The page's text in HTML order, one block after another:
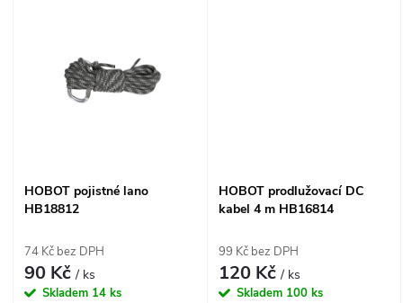
HOBOT pojistné lano
HB18812
74 Kč bez DPH
90 Kč/ ks
Skladem 14 ks
HOBOT prodlužovací DC
kabel 4 m HB16814
99 Kč bez DPH
120 Kč/ ks
Skladem 100 ks